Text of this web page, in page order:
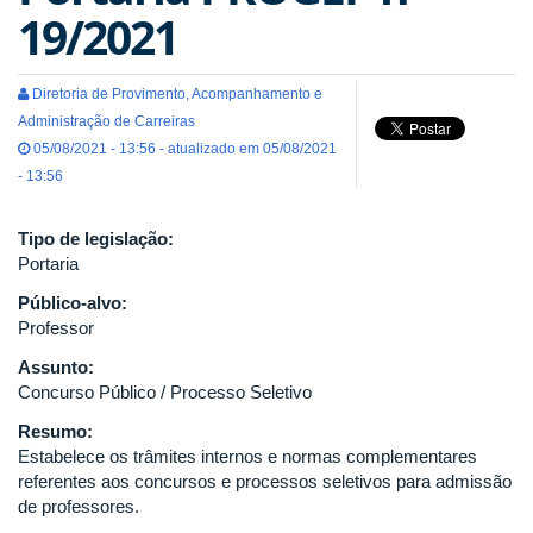
19/2021
Diretoria de Provimento, Acompanhamento e
Administração de Carreiras
05/08/2021 - 13:56 - atualizado em 05/08/2021
- 13:56
Tipo de legislação:
Portaria
Público-alvo:
Professor
Assunto:
Concurso Público / Processo Seletivo
Resumo:
Estabelece os trâmites internos e normas complementares
referentes aos concursos e processos seletivos para admissão
de professores.